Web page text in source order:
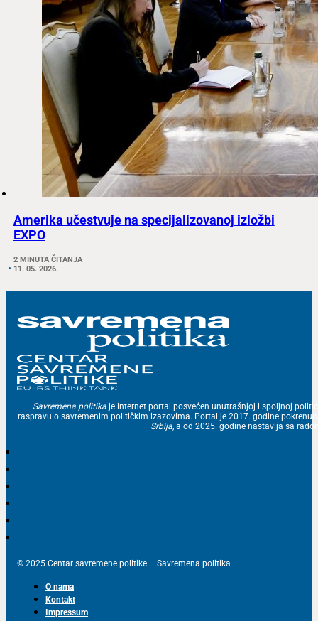
Amerika učestvuje na specijalizovanoj izložbi
EXPO
2 MINUTA ČITANJA
11. 05. 2026.
Savremena politika je internet portal posvećen unutrašnjoj i spoljnoj
raspravu o savremenim političkim izazovima. Portal je 2017. godine
Srbija, a od 2025. godine nastavlja sa
© 2025 Centar savremene politike – Savremena politika
O nama
Kontakt
Impressum